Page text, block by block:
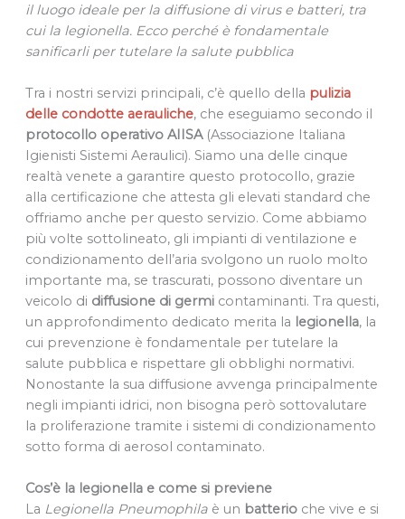
il luogo ideale per la diffusione di virus e batteri, tra
cui la legionella. Ecco perché è fondamentale
sanificarli per tutelare la salute pubblica
Tra i nostri servizi principali, c’è quello della pulizia
delle condotte aerauliche, che eseguiamo secondo il
protocollo operativo AIISA(Associazione Italiana
Igienisti Sistemi Aeraulici). Siamo una delle cinque
realtà venete a garantire questo protocollo, grazie
alla certificazione che attesta gli elevati standard che
offriamo anche per questo servizio. Come abbiamo
più volte sottolineato, gli impianti di ventilazione e
condizionamento dell’aria svolgono un ruolo molto
importante ma, se trascurati, possono diventare un
veicolo di diffusione di germicontaminanti. Tra questi,
un approfondimento dedicato merita la legionella, la
cui prevenzione è fondamentale per tutelare la
salute pubblica e rispettare gli obblighi normativi.
Nonostante la sua diffusione avvenga principalmente
negli impianti idrici, non bisogna però sottovalutare
la proliferazione tramite i sistemi di condizionamento
sotto forma di aerosol contaminato.
Cos’è la legionella e come si previene
La Legionella Pneumophila è un batterioche vive e si